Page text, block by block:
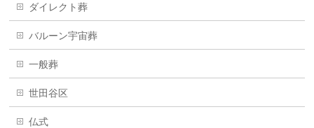
ダイレクト葬
バルーン宇宙葬
一般葬
世田谷区
仏式